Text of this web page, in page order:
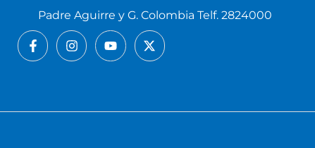
Padre Aguirre y G. Colombia Telf. 2824000